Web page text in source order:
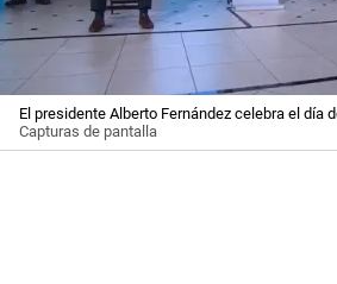
El presidente Alberto Fernández celebra el día
Capturas de pantalla